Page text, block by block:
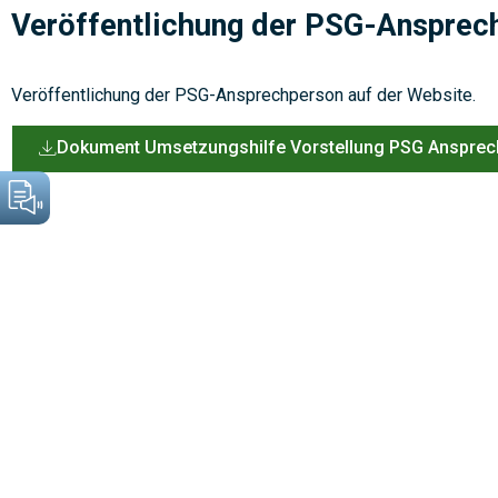
Veröffentlichung der PSG-
Veröffentlichung der PSG-Ansprechperson auf der Website.
Dokument Umsetzungshilfe Vorstellung PSG